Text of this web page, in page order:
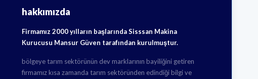
hakkımızda
Firmamız 2000 yılların başlarında Sisssan Makina
Kurucusu Mansur Güven tarafından kurulmuştur.
bölgeye tarım sektörünün dev marklarının bayiliğini getiren
firmamız kısa zamanda tarım sektöründen edindiği bilgi ve